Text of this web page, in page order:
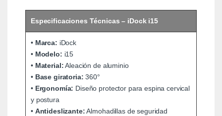
Especificaciones Técnicas – iDock i15
• Marca: iDock
• Modelo: i15
• Material:Aleación de aluminio
• Base giratoria: 360°
• Ergonomía: Diseño protector para espina cervical
y postura
• Antideslizante:Almohadillas de seguridad